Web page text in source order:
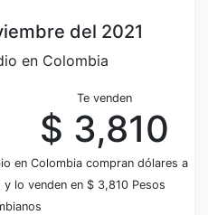
del 2021
en Colombia
Te venden
$ 3,810
en Colombia compran dólares a
lo venden en $ 3,810 Pesos